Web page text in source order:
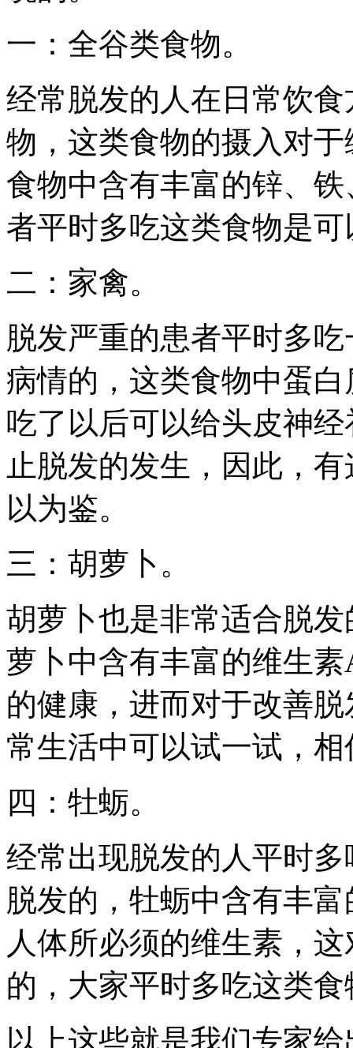
一：全谷类食物。
经常脱发的人在日常饮
物，这类食物的摄入对
食物中含有丰富的锌、
者平时多吃这类食物是
二：家禽。
脱发严重的患者平时多
病情的，这类食物中蛋
吃了以后可以给头皮神
止脱发的发生，因此，
以为鉴。
三：胡萝卜。
胡萝卜也是非常适合脱
萝卜中含有丰富的维生
的健康，进而对于改善
常生活中可以试一试，
四：牡蛎。
经常出现脱发的人平时
脱发的，牡蛎中含有丰
人体所必须的维生素，
的，大家平时多吃这类
以上这些就是我们专家